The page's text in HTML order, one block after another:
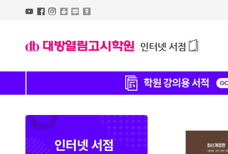
인터넷 서점